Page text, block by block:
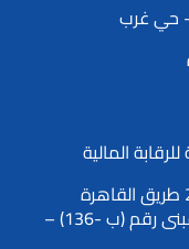
حي غرب
المالية
العنوان : القرية الذكية الكيلو 28 طريق القاهرة
الإسكندرية الصحراوي- الحي المالي مبنى رقم (ب -136) –